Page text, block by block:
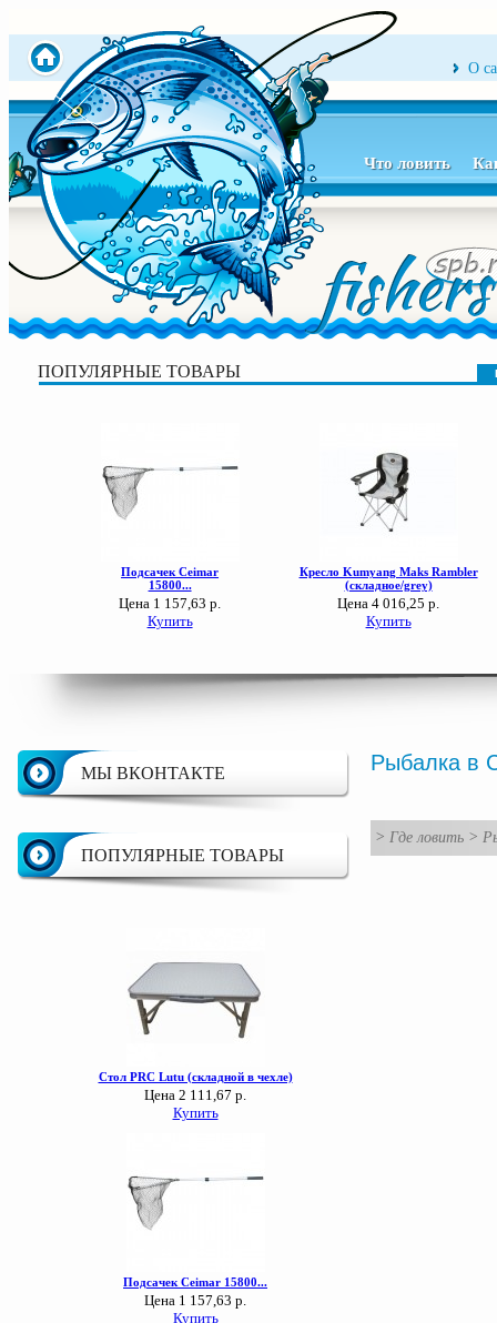
О
Что ловить
ПОПУЛЯРНЫЕ ТОВАРЫ
МЫ ВКОНТАКТЕ
ПОПУЛЯРНЫЕ ТОВАРЫ
Рыбалка в
> Где ловить >